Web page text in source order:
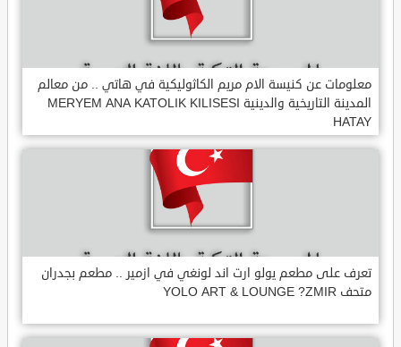
معلومات عن كنيسة الام مريم الكاثوليكية في هاتي .. من معالم
المدينة التاريخية والدينية MERYEM ANA KATOLIK KILISESI
HATAY
تعرف على مطعم يولو ارت اند لونغي في ازمير .. مطعم بجدران
متحف YOLO ART & LOUNGE ?ZMIR